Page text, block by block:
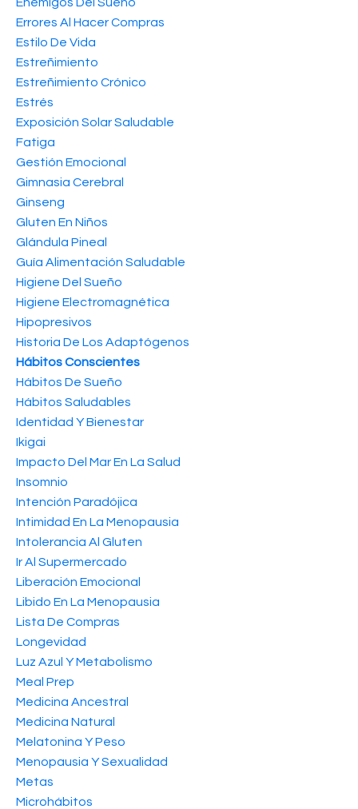
Errores Al Hacer Compras
Estilo De Vida
Estreñimiento
Estreñimiento Crónico
Estrés
Exposición Solar Saludable
Fatiga
Gestión Emocional
Gimnasia Cerebral
Ginseng
Gluten En Niños
Glándula Pineal
Guía Alimentación Saludable
Higiene Del Sueño
Higiene Electromagnética
Hipopresivos
Historia De Los Adaptógenos
Hábitos Conscientes
Hábitos De Sueño
Hábitos Saludables
Identidad Y Bienestar
Ikigai
Impacto Del Mar En La Salud
Insomnio
Intención Paradójica
Intimidad En La Menopausia
Intolerancia Al Gluten
Ir Al Supermercado
Liberación Emocional
Libido En La Menopausia
Lista De Compras
Longevidad
Luz Azul Y Metabolismo
Meal Prep
Medicina Ancestral
Medicina Natural
Melatonina Y Peso
Menopausia Y Sexualidad
Metas
Microhábitos